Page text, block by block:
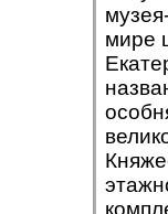
мире